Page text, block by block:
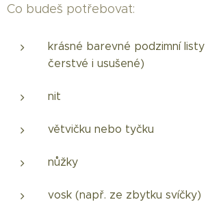
Co budeš potřebovat:
krásné barevné podzimní
čerstvé i usušené)
nit
větvičku nebo tyčku
nůžky
vosk (např. ze zbytku svíčky)